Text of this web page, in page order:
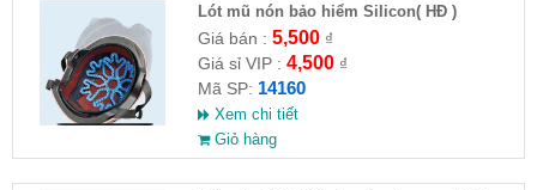
Lót mũ nón bảo hiểm Silicon( HĐ )
Giá bán : 5,500₫
Giá sỉ VIP : 4,500₫
Mã SP: 14160
Xem chi tiết
Giỏ hàng